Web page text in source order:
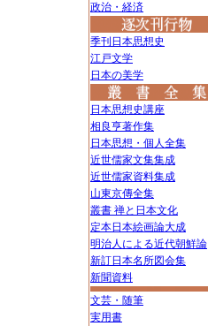
政治・経済
季刊日本思想史
江戸文学
日本の美学
日本思想史講座
相良亨著作集
日本思想・個人全集
近世儒家文集集成
近世儒家資料集成
山東京傳全集
叢書 禅と日本文化
定本日本絵画論大成
明治人による近代朝鮮論
新訂日本名所図会集
新聞資料
文芸・随筆
実用書